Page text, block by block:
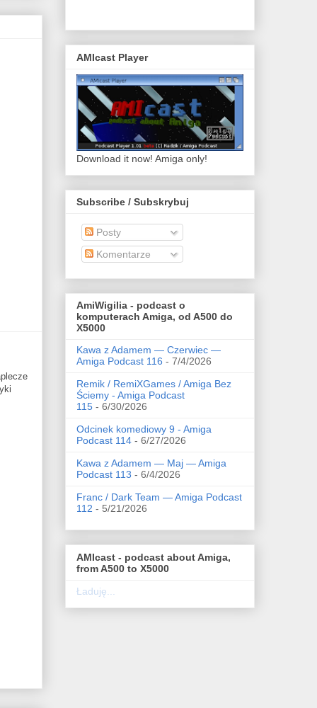
AMIcast Player
Download it now! Amiga only!
Subscribe / Subskrybuj
Posty
Komentarze
AmiWigilia - podcast o
komputerach Amiga, od A500 do
X5000
Kawa z Adamem — Czerwiec —
Amiga Podcast 116 - 7/4/2026
Remik / RemiXGames / Amiga Bez
Ściemy - Amiga Podcast
115 - 6/30/2026
Odcinek komediowy 9 - Amiga
Podcast 114 - 6/27/2026
Kawa z Adamem — Maj — Amiga
Podcast 113 - 6/4/2026
Franc / Dark Team — Amiga Podcast
112 - 5/21/2026
AMIcast - podcast about Amiga,
from A500 to X5000
Ładuję...